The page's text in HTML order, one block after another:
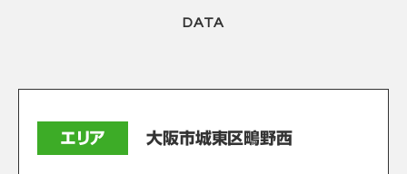
DATA
エリア 大阪市城東区鴫野西